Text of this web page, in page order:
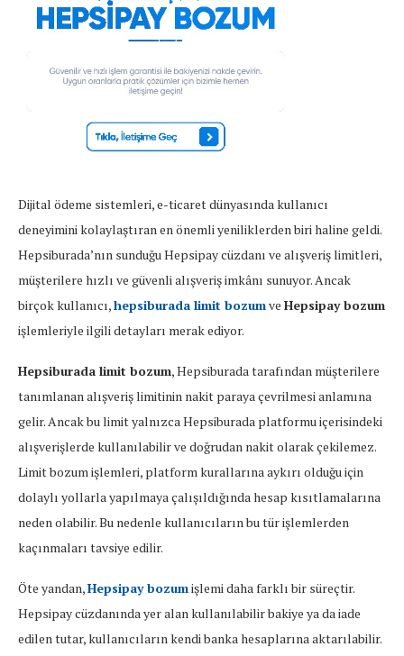
Dijital ödeme sistemleri, e-ticaret dünyasında kullanıcı
deneyimini kolaylaştıran en önemli yeniliklerden biri haline geldi.
Hepsiburada’nın sunduğu Hepsipay cüzdanı ve alışveriş limitleri,
müşterilere hızlı ve güvenli alışveriş imkânı sunuyor. Ancak
birçok kullanıcı,hepsiburada limit bozumve Hepsipay bozum
işlemleriyle ilgili detayları merak ediyor.
Hepsiburada limit bozum, Hepsiburada tarafından müşterilere
tanımlanan alışveriş limitinin nakit paraya çevrilmesi anlamına
gelir. Ancak bu limit yalnızca Hepsiburada platformu içerisindeki
alışverişlerde kullanılabilir ve doğrudan nakit olarak çekilemez.
Limit bozum işlemleri, platform kurallarına aykırı olduğu için
dolaylı yollarla yapılmaya çalışıldığında hesap kısıtlamalarına
neden olabilir. Bu nedenle kullanıcıların bu tür işlemlerden
kaçınmaları tavsiye edilir.
Öte yandan,Hepsipay bozumişlemi daha farklı bir süreçtir.
Hepsipay cüzdanında yer alan kullanılabilir bakiye ya da iade
edilen tutar, kullanıcıların kendi banka hesaplarına aktarılabilir.